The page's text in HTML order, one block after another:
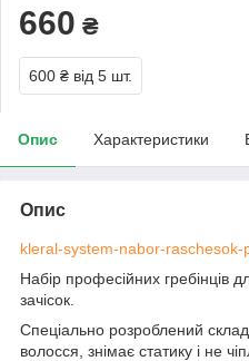
660 ₴
600 ₴ від 5 шт.
Опис Характеристики
Опис
kleral-system-nabor-raschesok-
Набір професійних гребінців
зачісок.
Спеціально розроблений
волосся, знімає статику і не